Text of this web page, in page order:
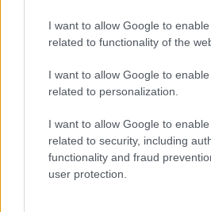
I want to allow Google to
related to functionality of the
I want to allow Google to
related to personalization.
I want to allow Google to
related to security, including
functionality and fraud
user protection.
Lesújtva fogadtuk a hírt:
bizalmasa